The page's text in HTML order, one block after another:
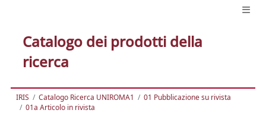
Catalogo dei prodotti della
ricerca
IRIS Catalogo Ricerca UNIROMA1
01 Pubblicazione su rivista
01a Articolo in rivista